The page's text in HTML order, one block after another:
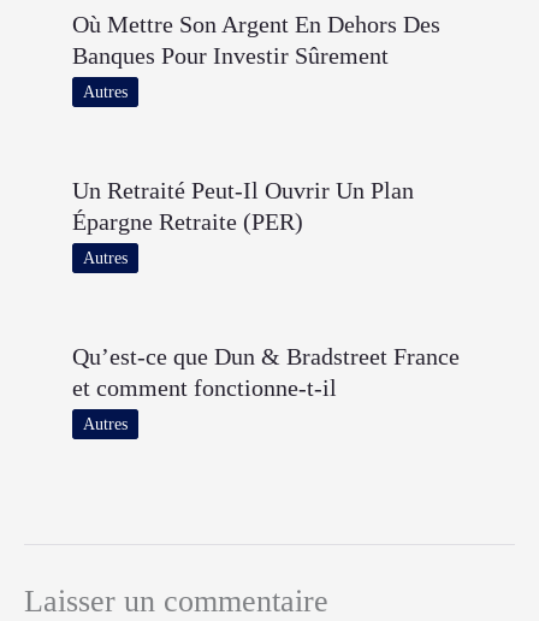
Où Mettre Son Argent En Dehors Des
Banques Pour Investir Sûrement
Autres
Un Retraité Peut-Il Ouvrir Un Plan
Épargne Retraite (PER)
Autres
Qu’est-ce que Dun & Bradstreet France
et comment fonctionne-t-il
Autres
Laisser un commentaire